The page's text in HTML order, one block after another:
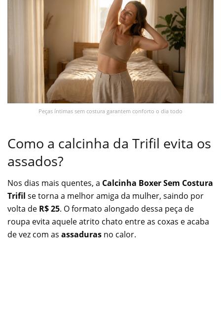
Peças íntimas sem costura garantem conforto o dia todo
Como a calcinha da Trifil evita os
assados?
Nos dias mais quentes, a Calcinha Boxer Sem Costura
Trifil se torna a melhor amiga da mulher, saindo por
volta de R$ 25. O formato alongado dessa peça de
roupa evita aquele atrito chato entre as coxas e acaba
de vez com as assaduras no calor.